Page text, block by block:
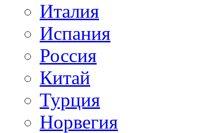
Италия
Испания
Россия
Китай
Турция
Норвегия